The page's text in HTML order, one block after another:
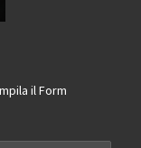
il Form